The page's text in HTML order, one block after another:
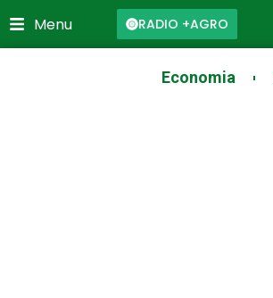
to
Menu RADIO +AGRO
Economia